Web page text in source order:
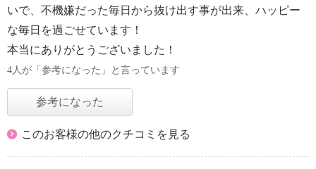
いで、不機嫌だった毎日から抜け出す事が出来、ハッピー
な毎日を過ごせています！
本当にありがとうございました！
4人が「参考になった」と言っています
参考になった
このお客様の他のクチコミを見る